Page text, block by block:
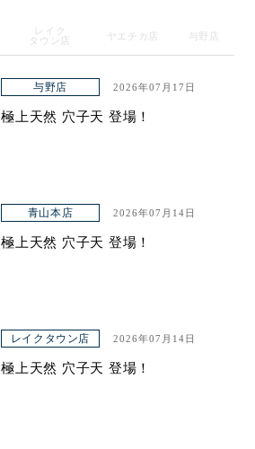
お知らせ
アクセス
レイク
タウン店
ヤエチカ店 与野店
与野店 2026年07月17日
極上天然 穴子天 登場！
青山本店 2026年07月14日
極上天然 穴子天 登場！
レイクタウン店 2026年07月14日
極上天然 穴子天 登場！